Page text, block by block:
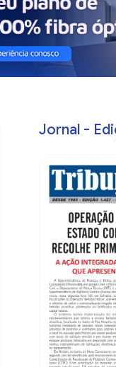
Jornal -